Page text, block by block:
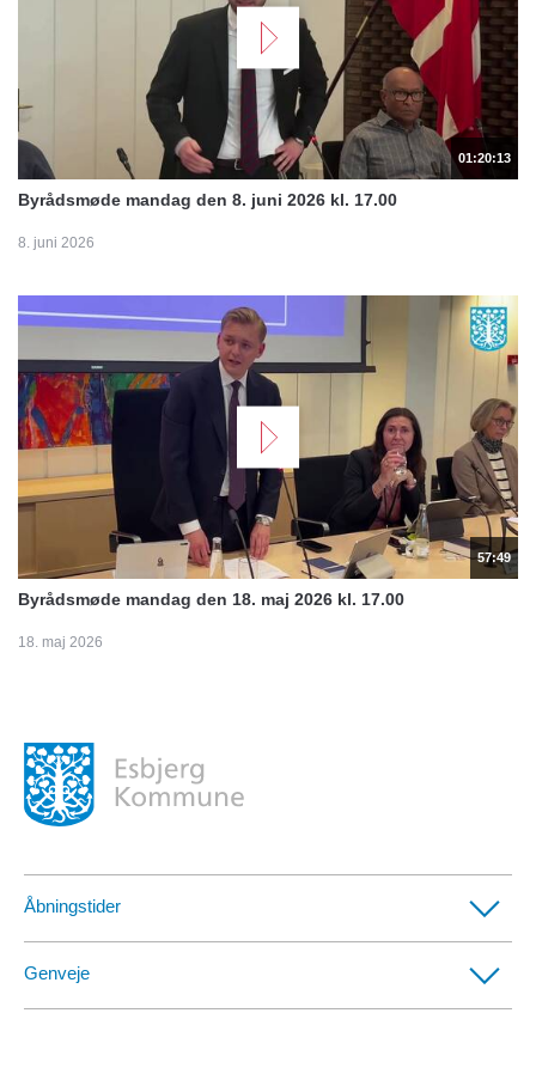
01:20:13
Byrådsmøde mandag den 8. juni 2026 kl. 17.00
8. juni 2026
57:49
Byrådsmøde mandag den 18. maj 2026 kl. 17.00
18. maj 2026
Åbningstider
Afdelinger med særlige telefontider
Genveje